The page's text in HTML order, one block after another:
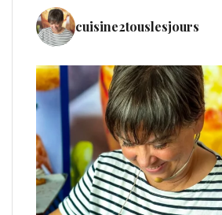
cuisine2touslesjours